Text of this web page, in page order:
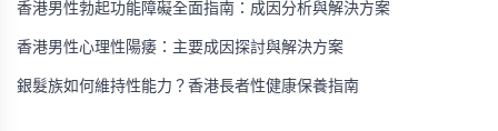
香港男性勃起功能障礙全面指南：成因分析與解決方案
香港男性心理性陽痿：主要成因探討與解決方案
銀髮族如何維持性能力？香港長者性健康保養指南